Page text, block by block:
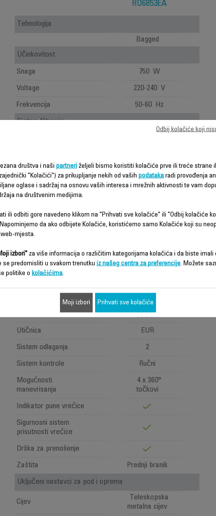
RO6853EA
Tehnologija
Bagged
Učinkovitost
Snaga 750 W
Voltage 220-240 V
Frekvencija 50-60 Hz
Sistem filtracije
Filtracija
bag + High
efficiency
permanent
Udobnost upotrebe
Radijus upotrebe
Dužina električnog kabla 6.20 m
Kapacitet spremnika za
sa Easy Brush
četkom
Utičnica
EUR
Sistem odlaganja 2
Sistem kontrole Ručni
Mogućnosti
manevrisanja
4 x 360°
točkovi
Indikator pune vrećice
Sigurnosni sistem
prisutnosti vrećice
Drška za prenošenje
Zaštita Prednji branik
Uključeni nastavci za pod i oprema
Cijev
Teleskopska
metalna cijev
društva i naši partneri željeli bismo koristiti kolačiće prve ili treće strane
"Kolačići") za prikupljanje nekih od vaših podataka radi provođenja
oglase i sadržaj na osnovu vaših interesa i mrežnih aktivnosti te vam
na društvenim medijima.
ili odbiti gore navedeno klikom na "Prihvati sve kolačiće" ili "Odbij kolačiće
da ako odbijete Kolačiće, koristićemo samo Kolačiće koji su
mjesta.
izbori" za više informacija o različitim kategorijama kolačića i da biste imali
se predomisliti u svakom trenutku iz našeg centra za preferencije. Možete
politike o kolačićima.
Odbij kolačiće koji
Moji izbori Prihvati sve kolačiće